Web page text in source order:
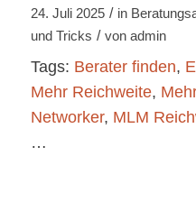
24. Juli 2025 / in
und Tricks / von admin
Tags: Berater finden,
Mehr Reichweite,
Networker, MLM
…